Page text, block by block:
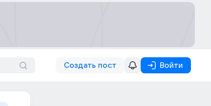
Создать пост Войти